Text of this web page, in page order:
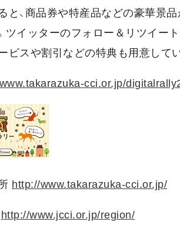
と、商品券や特産品などの豪華景
ツイッターのフォロー＆リツイー
ビスや割引などの特典も用意してい
cci.or.jp/
http://www.takarazuka-cci.or.jp/
http://www.jcci.or.jp/region/